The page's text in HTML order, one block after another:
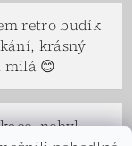
retro budík
krásný
milá 😊
nebyl